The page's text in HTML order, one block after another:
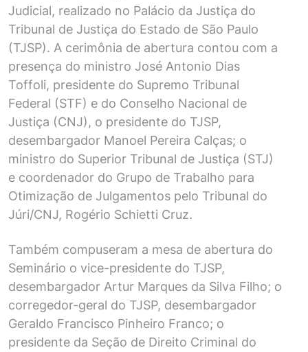
Judicial, realizado no Palácio da Justiça do
Tribunal de Justiça do Estado de São Paulo
(TJSP). A cerimônia de abertura contou com a
presença do ministro José Antonio Dias
Toffoli, presidente do Supremo Tribunal
Federal (STF) e do Conselho Nacional de
Justiça (CNJ), o presidente do TJSP,
desembargador Manoel Pereira Calças; o
ministro do Superior Tribunal de Justiça (STJ)
e coordenador do Grupo de Trabalho para
Otimização de Julgamentos pelo Tribunal do
Júri/CNJ, Rogério Schietti Cruz.
Também compuseram a mesa de abertura do
Seminário o vice-presidente do TJSP,
desembargador Artur Marques da Silva Filho; o
corregedor-geral do TJSP, desembargador
Geraldo Francisco Pinheiro Franco; o
presidente da Seção de Direito Criminal do